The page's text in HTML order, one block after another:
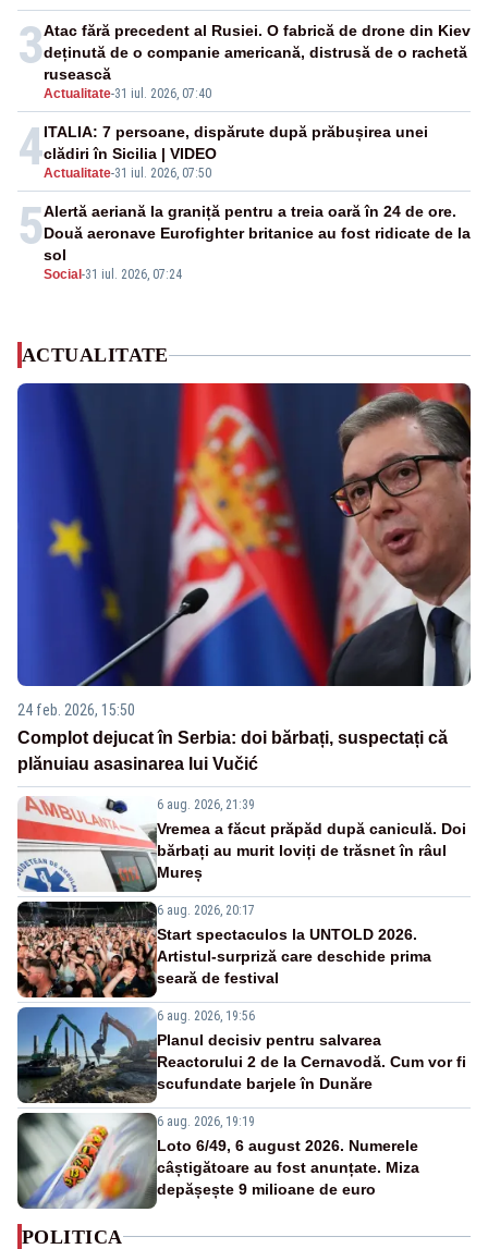
3
Actualitate-31 iul. 2026, 07:40
Atac fără precedent al Rusiei. O fabrică de drone din Kiev
deținută de o companie americană, distrusă de o rachetă
rusească
4Actualitate-31 iul. 2026, 07:50
ITALIA: 7 persoane, dispărute după prăbușirea unei
clădiri în Sicilia | VIDEO
5
Social -31 iul. 2026, 07:24
Alertă aeriană la graniță pentru a treia oară în 24 de ore.
Două aeronave Eurofighter britanice au fost ridicate de la
sol
ACTUALITATE
24 feb. 2026, 15:50
Complot dejucat în Serbia: doi bărbați, suspectați că
plănuiau asasinarea lui Vučić
6 aug. 2026, 21:39
Vremea a făcut prăpăd după caniculă. Doi
bărbați au murit loviți de trăsnet în râul
Mureș
6 aug. 2026, 20:17
Start spectaculos la UNTOLD 2026.
Artistul-surpriză care deschide prima
seară de festival
6 aug. 2026, 19:56
Planul decisiv pentru salvarea
Reactorului 2 de la Cernavodă. Cum vor fi
scufundate barjele în Dunăre
6 aug. 2026, 19:19
Loto 6/49, 6 august 2026. Numerele
câștigătoare au fost anunțate. Miza
depășește 9 milioane de euro
POLITICA